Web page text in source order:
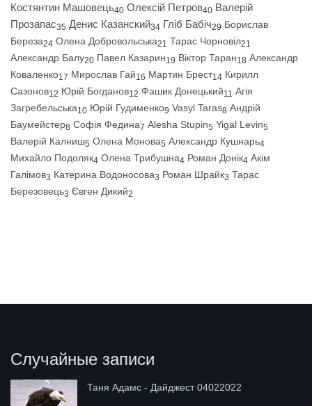
Костянтин Машовець40 Олексій Петров40 Валерій
Прозапас35 Денис Казанский34 Гліб Бабіч29 Борислав
Береза24 Олена Добровольська21 Тарас Чорновіл21
Александр Балу20 Павел Казарин19 Віктор Таран18 Александр
Коваленко17 Мирослав Гай16 Мартин Брест14 Кирилл
Сазонов12 Юрій Богданов12 Фашик Донецький11 Агія
Загребельська10 Юрій Гудименко9 Vasyl Taras8 Андрій
Баумейстер8 Софія Федина7 Alesha Stupin5 Yigal Levin5
Валерій Калниш5 Олена Монова5 Александр Кушнарь4
Михайло Подоляк4 Олена Трибушна4 Роман Донік4 Акім
Галімов3 Катерина Водоносова3 Роман Шрайк3 Тарас
Березовець3 Євген Дикий2
Случайные записи
Таня Адамс - Дайджест 04022022